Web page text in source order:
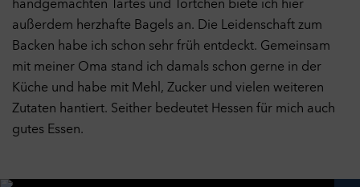
handgemachten Tartes und Törtchen biete ich hier
außerdem herzhafte Bagels an. Die Leidenschaft zum
Backen habe ich schon sehr früh entdeckt. Gemeinsam
mit meiner Oma stand ich damals schon gerne in der
Küche und habe mit Mehl, Zucker und vielen weiteren
Zutaten hantiert. Seither bedeutet Hessen für mich auch
gutes Essen.
ermöglichen. Die Webseite kann ohne diese Cookies nicht
Cookies
Performance
Aus
Mit diesen Cookies kann die Reichweite unseres eigenen
Angebots gemessen werden. Die Cookies ermöglichen es uns
unter anderem zu verfolgen, welche Website vor dem Zugriff
auf unsere Website besucht wurde und wie unsere Website